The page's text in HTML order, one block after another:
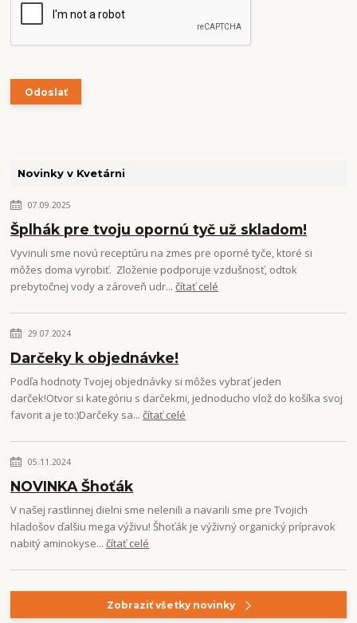
Novinky v Kvetárni
07.09.2025
Šplhák pre tvoju opornú tyč už skladom!
Vyvinuli sme novú receptúru na zmes pre oporné tyče, ktoré si
môžes doma vyrobiť. Zloženie podporuje vzdušnosť, odtok
prebytočnej vody a zároveň udr...čítať celé
29.07.2024
Darčeky k objednávke!
Podľa hodnoty Tvojej objednávky si môžes vybrať jeden
darček!Otvor si kategóriu s darčekmi, jednoducho vlož do košíka svoj
favorit a je to:)Darčeky sa...čítať celé
05.11.2024
NOVINKA Šhoťák
V našej rastlinnej dielni sme nelenili a navarili sme pre Tvojich
hladošov ďalšiu mega výživu! Šhoťák je výživný organický prípravok
nabitý aminokyse...čítať celé
Zobraziť všetky novinky